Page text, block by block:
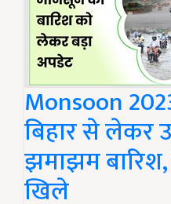
Monsoon
बिहार से लेकर
झमाझम
खिले